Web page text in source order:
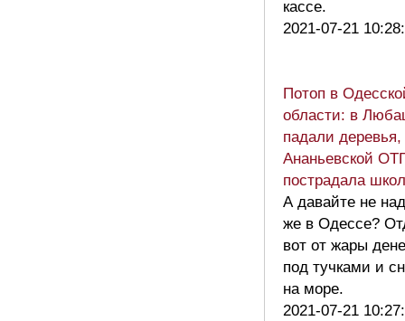
кассе.
2021-07-21
Потоп в
области: в
падали деревья,
Ананьевской
пострадала
A давайте не
же в Одессе?
вот от жары
под тучками и
на море.
2021-07-21